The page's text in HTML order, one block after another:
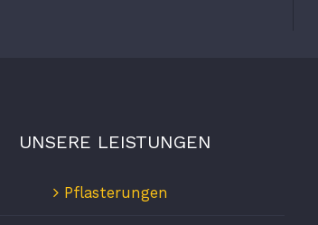
UNSERE LEISTUNGEN
Pflasterungen